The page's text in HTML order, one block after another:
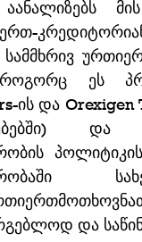
აანალიზებს
ეს
ის და Orexigen
და
და